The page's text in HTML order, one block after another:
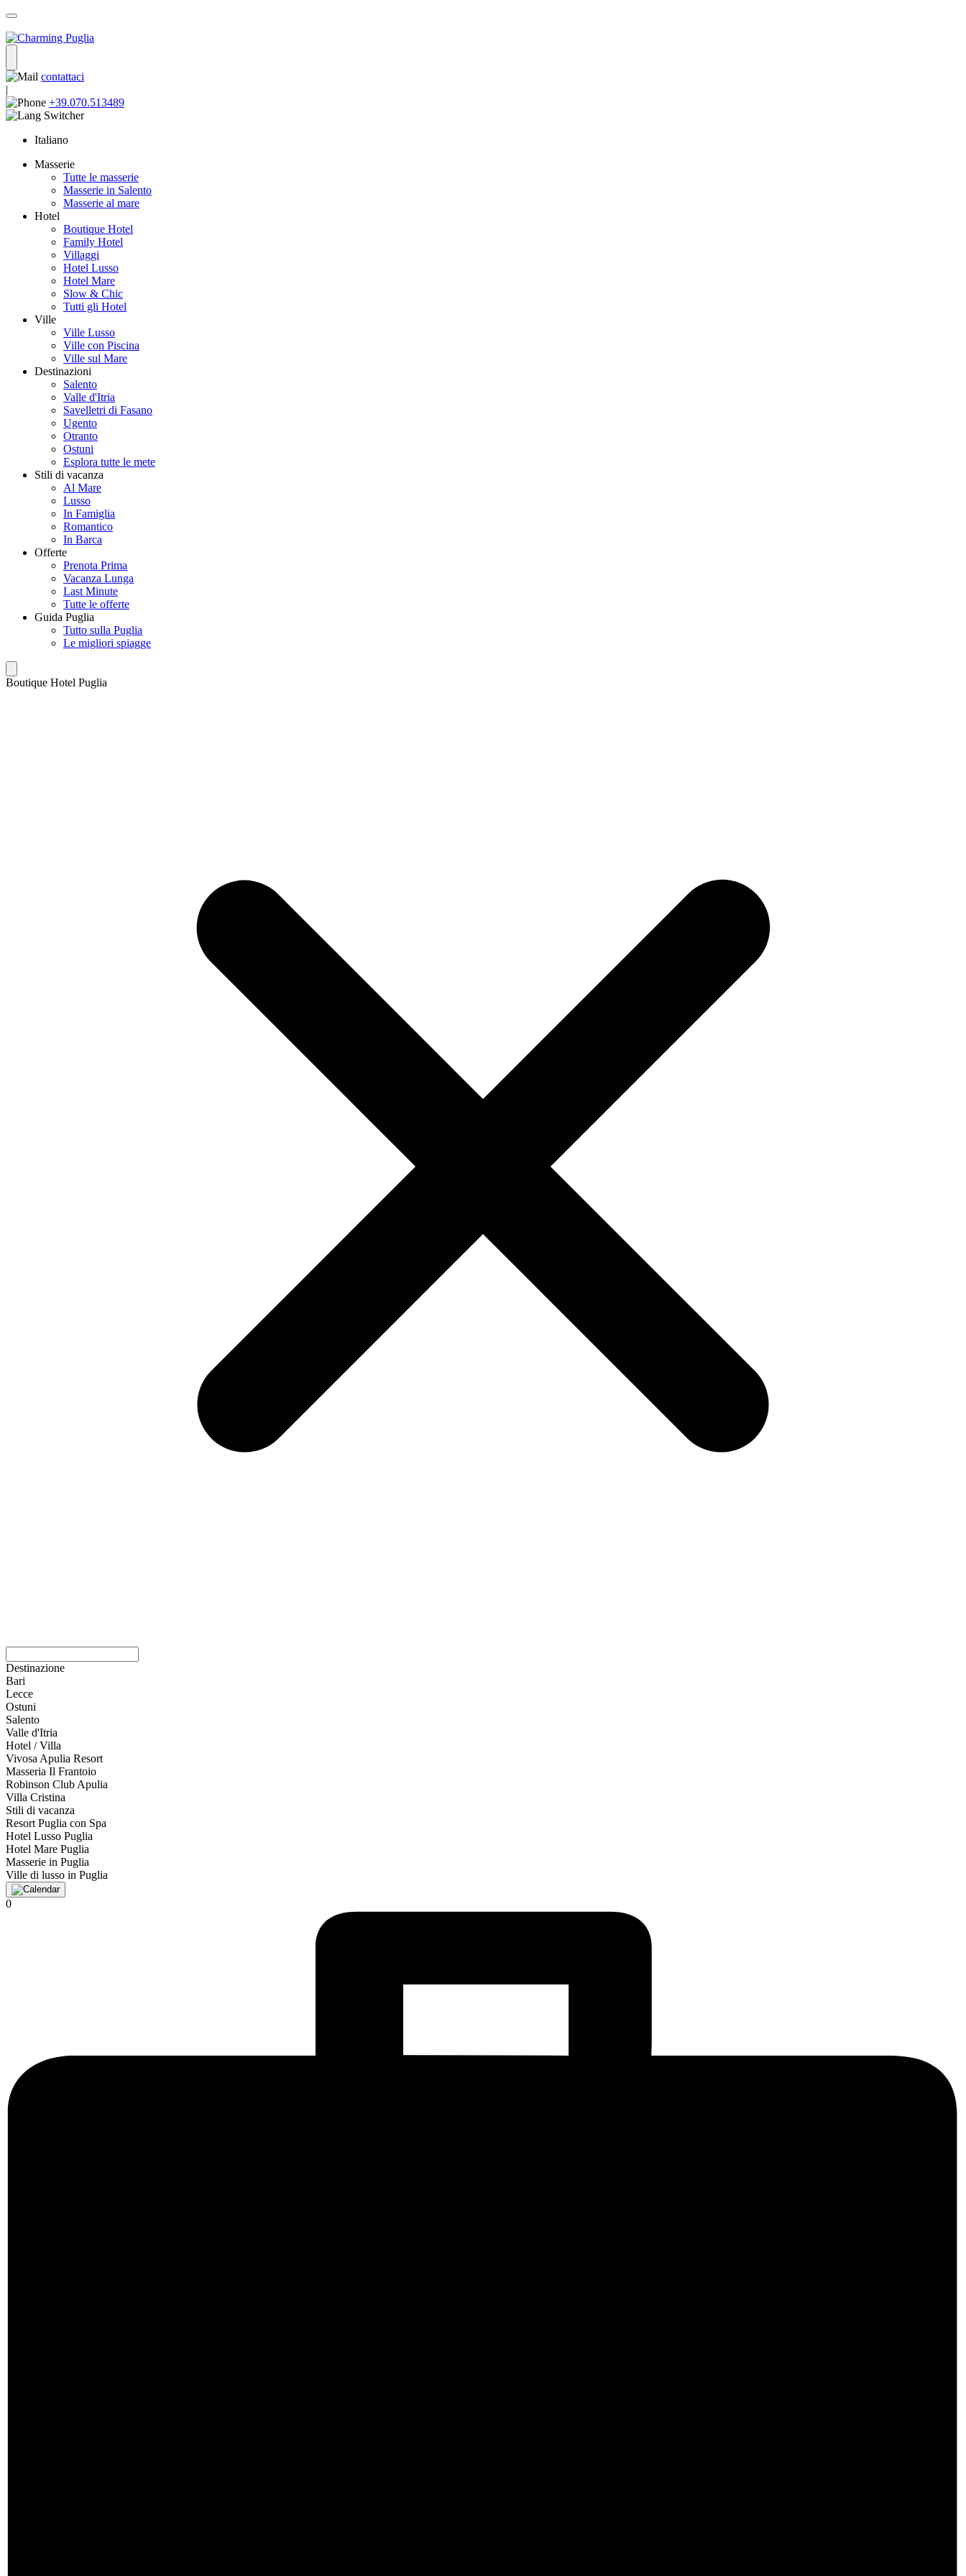
contattaci
|
+39.070.513489
Italiano
Masserie
Tutte le masserie
Masserie in Salento
Masserie al mare
Hotel
Boutique Hotel
Family Hotel
Villaggi
Hotel Lusso
Hotel Mare
Slow & Chic
Tutti gli Hotel
Ville
Ville Lusso
Ville con Piscina
Ville sul Mare
Destinazioni
Salento
Valle d'Itria
Savelletri di Fasano
Ugento
Otranto
Ostuni
Esplora tutte le mete
Stili di vacanza
Al Mare
Lusso
In Famiglia
Romantico
In Barca
Offerte
Prenota Prima
Vacanza Lunga
Last Minute
Tutte le offerte
Guida Puglia
Tutto sulla Puglia
Le migliori spiagge
Boutique Hotel Puglia
Destinazione
Bari
Lecce
Ostuni
Salento
Valle d'Itria
Hotel / Villa
Vivosa Apulia Resort
Masseria Il Frantoio
Robinson Club Apulia
Villa Cristina
Stili di vacanza
Resort Puglia con Spa
Hotel Lusso Puglia
Hotel Mare Puglia
Masserie in Puglia
Ville di lusso in Puglia
0